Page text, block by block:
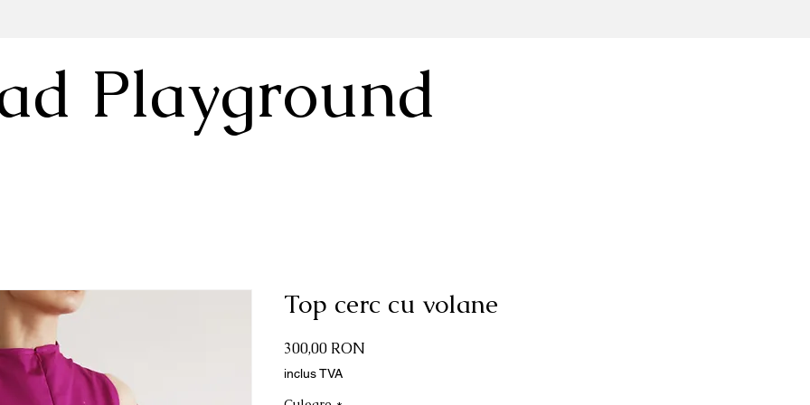
Playground
Top cerc cu volane
300,00 RON
inclus TVA